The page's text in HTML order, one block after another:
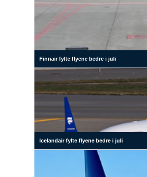
Finnair fylte flyene bedre i juli
Icelandair fylte flyene bedre i juli